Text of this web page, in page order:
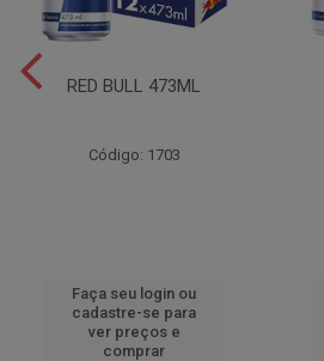
RED BULL 473ML
Código: 1703
Faça seu login ou
cadastre-se para
ver preços e
comprar